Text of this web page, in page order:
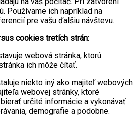
Používame ich napríklad na
pre vašu ďalšiu návštevu.
cookies tretích strán:
webová stránka, ktorú
ich môže čítať.
niekto iný ako majiteľ webových
webovej stránky, ktoré
určité informácie a vykonávať
demografie a podobne.